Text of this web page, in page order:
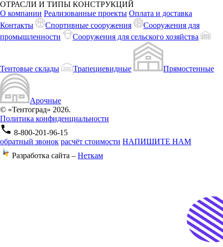
ОТРАСЛИ И ТИПЫ КОНСТРУКЦИЙ
О компании Реализованные проекты Оплата и доставка
Контакты
Спортивные сооружения
Сооружения для
промышленности
Сооружения для сельского хозяйства
Тентовые склады Трапециевидные Прямостенные
Арочные
© «Тентоград» 2026.
Политика конфиденциальности
phone 8-800-201-96-15
обратный звонок расчёт стоимости НАПИШИТЕ НАМ
Разработка сайта – Неткам